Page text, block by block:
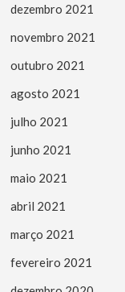
dezembro 2021
novembro 2021
outubro 2021
agosto 2021
julho 2021
junho 2021
maio 2021
abril 2021
março 2021
fevereiro 2021